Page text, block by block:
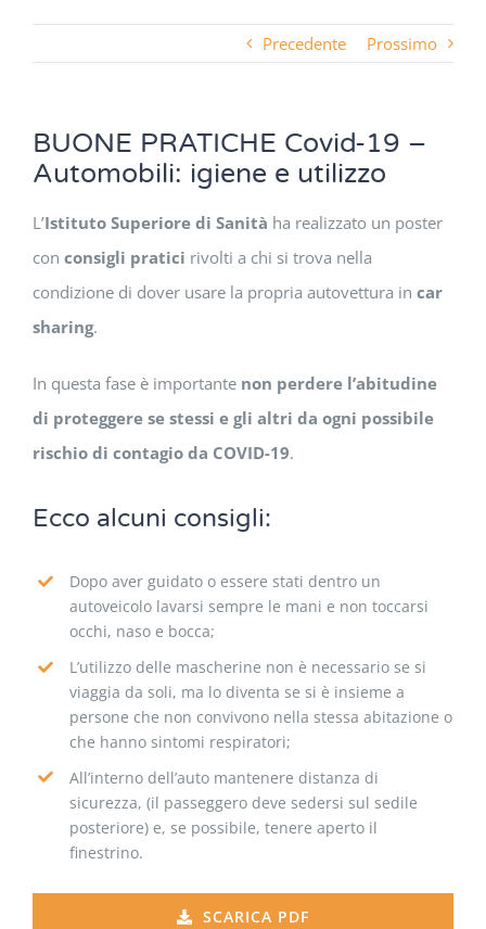
Precedente Prossimo
BUONE PRATICHE Covid-19 –
Automobili: igiene e utilizzo
L’Istituto Superiore di Sanità ha realizzato un poster
con consigli pratici rivolti a chi si trova nella
condizione di dover usare la propria autovettura in car
sharing.
In questa fase è importante non perdere l’abitudine
di proteggere se stessi e gli altri da ogni possibile
rischio di contagio da COVID-19.
Ecco alcuni consigli:
Dopo aver guidato o essere stati dentro un
autoveicolo lavarsi sempre le mani e non toccarsi
occhi, naso e bocca;
L’utilizzo delle mascherine non è necessario se si
viaggia da soli, ma lo diventa se si è insieme a
persone che non convivono nella stessa abitazione o
che hanno sintomi respiratori;
All’interno dell’auto mantenere distanza di
sicurezza, (il passeggero deve sedersi sul sedile
posteriore) e, se possibile, tenere aperto il
finestrino.
SCARICA PDF